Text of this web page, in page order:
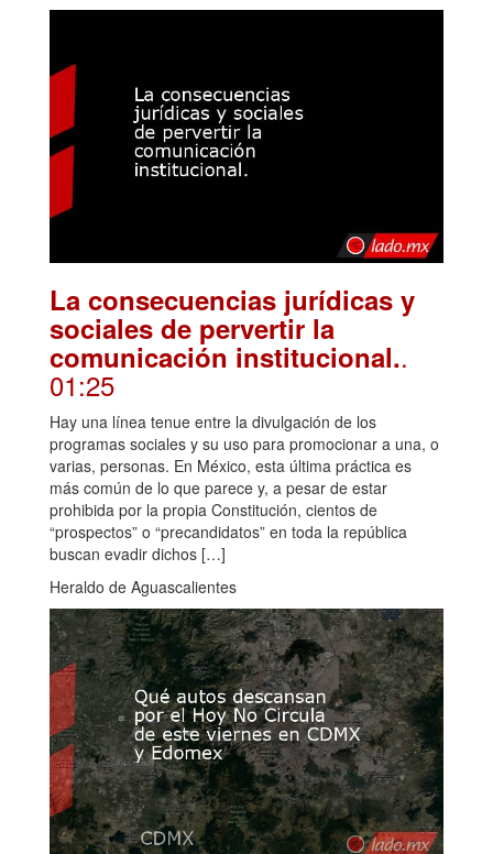
La consecuencias jurídicas y
sociales de pervertir la
comunicación institucional..
01:25
Hay una línea tenue entre la divulgación de los
programas sociales y su uso para promocionar a una, o
varias, personas. En México, esta última práctica es
más común de lo que parece y, a pesar de estar
prohibida por la propia Constitución, cientos de
“prospectos” o “precandidatos” en toda la república
buscan evadir dichos […]
Heraldo de Aguascalientes